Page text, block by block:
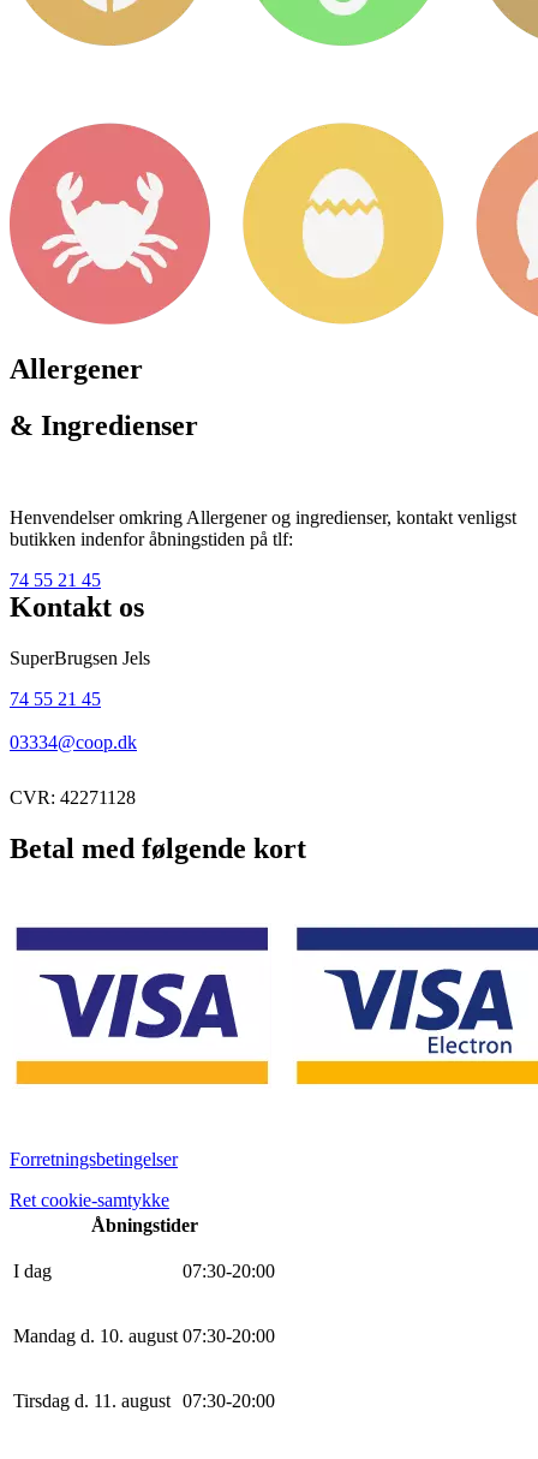
Allergener
& Ingredienser
Henvendelser omkring Allergener og ingredienser, kontakt venligst
butikken indenfor åbningstiden på tlf:
74 55 21 45
Kontakt os
SuperBrugsen Jels
74 55 21 45
03334@coop.dk
CVR: 42271128
Betal med følgende kort
Forretningsbetingelser
Ret cookie-samtykke
Åbningstider
I dag 07:30-20:00
Mandag d. 10. august 07:30-20:00
Tirsdag d. 11. august 07:30-20:00